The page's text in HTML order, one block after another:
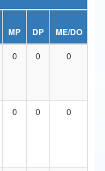
MP DP ME/DO
0 0 0
0 0 0